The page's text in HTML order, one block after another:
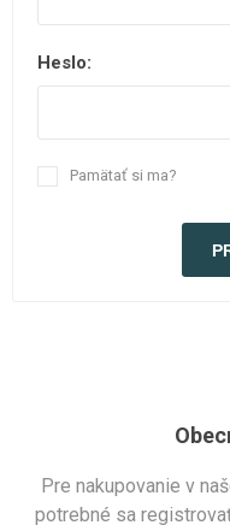
Heslo:
Pamätať si ma?
Pre nakupovanie v
potrebné sa